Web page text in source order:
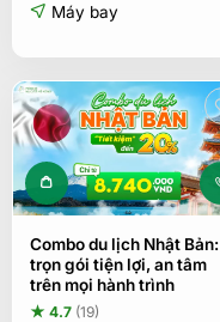
Máy bay
Combo du lịch Nhật Bản:
trọn gói tiện lợi, an tâm
trên mọi hành trình
★ 4.7 (19)